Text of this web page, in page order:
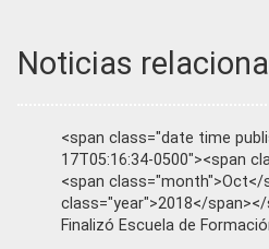
Noticias
<span class="date time
17T05:16:34-0500"><span
<span class="month">Oct</
class="year">2018</
Finalizó Escuela de